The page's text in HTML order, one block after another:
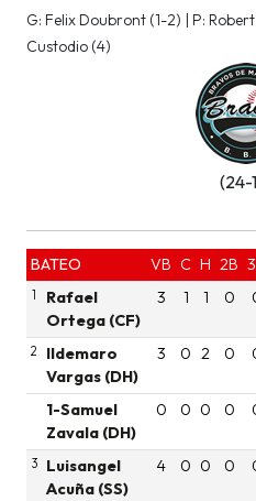
G: Felix Doubront (1-2) | P:
Custodio (4)
(24-
BATEO VB C H 2B
1
Rafael
Ortega (CF)
3 1 1 0
2
Ildemaro
Vargas (DH)
3 0 2 0
1-Samuel
Zavala (DH)
0 0 0 0
3
Luisangel
Acuña (SS)
4 0 0 0